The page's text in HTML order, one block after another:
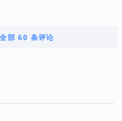
部 60 条评论